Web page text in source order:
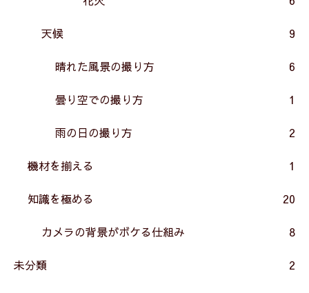
天候 9
晴れた風景の撮り方 6
曇り空での撮り方 1
雨の日の撮り方 2
機材を揃える 1
知識を極める 20
カメラの背景がボケる仕組み 8
未分類 2